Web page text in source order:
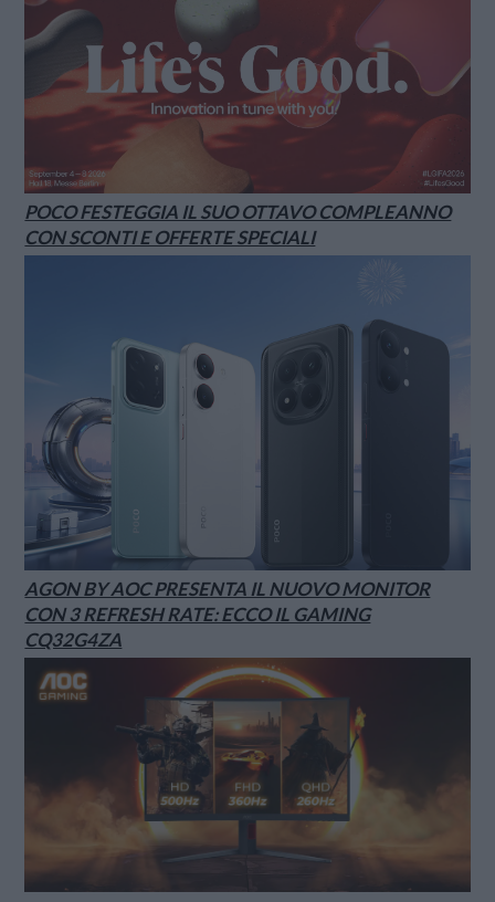
POCO FESTEGGIA IL SUO OTTAVO COMPLEANNO
CON SCONTI E OFFERTE SPECIALI
AGON BY AOC PRESENTA IL NUOVO MONITOR
CON 3 REFRESH RATE: ECCO IL GAMING
CQ32G4ZA